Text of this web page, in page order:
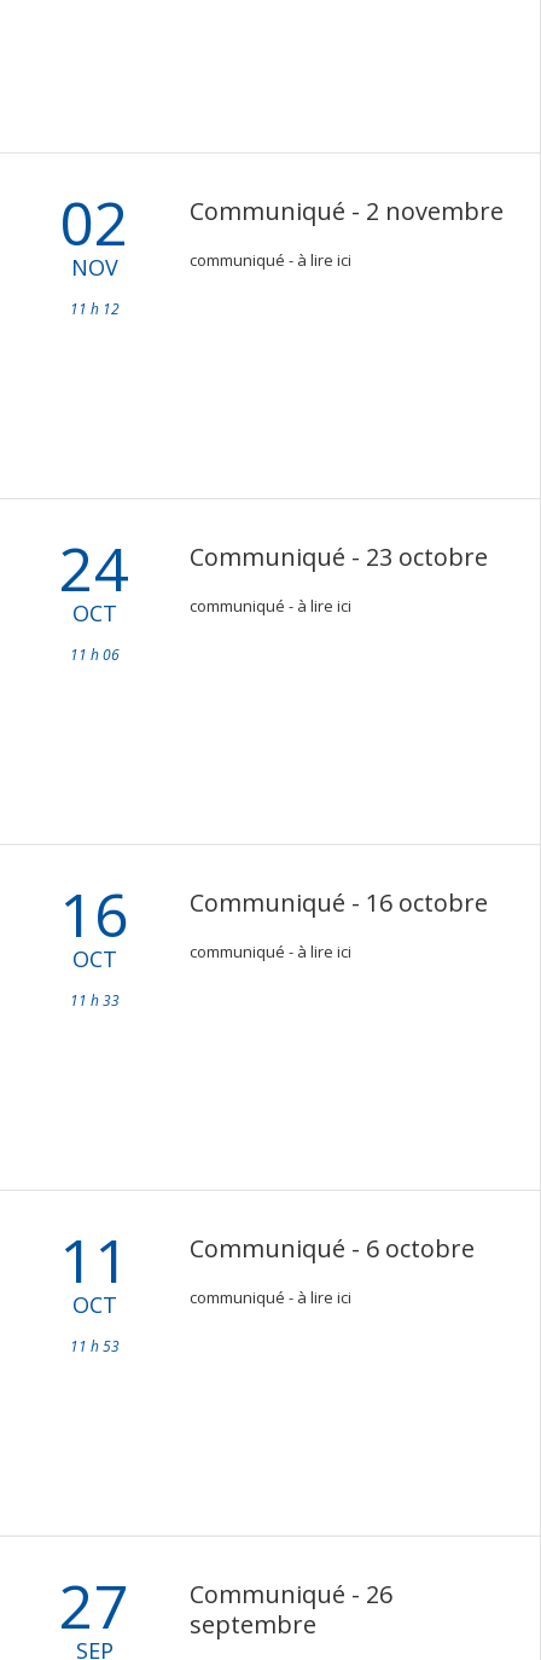
02
NOV
11 h 12
Communiqué - 2 novembre
communiqué - à lire ici
24
OCT
11 h 06
Communiqué - 23 octobre
communiqué - à lire ici
16
OCT
11 h 33
Communiqué - 16 octobre
communiqué - à lire ici
11
OCT
11 h 53
Communiqué - 6 octobre
communiqué - à lire ici
27
SEP
Communiqué - 26
septembre